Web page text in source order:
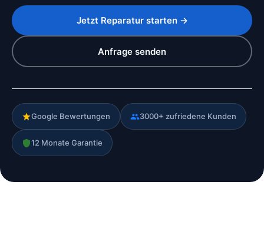
Jetzt Reparatur starten →
Anfrage senden
Google Bewertungen 3000+ zufriedene Kunden
12 Monate Garantie